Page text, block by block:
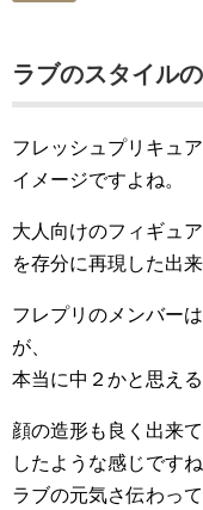
ラブのスタイル
フレッシュプリキュ
イメージですよね。
大人向けのフィギュ
を存分に再現した出
フレプリのメンバー
が、
本当に中２かと思え
顔の造形も良く出来
したような感じです
ラブの元気さ伝わっ